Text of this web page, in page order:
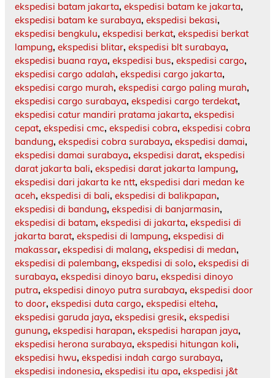
ekspedisi batam jakarta, ekspedisi batam ke jakarta,
ekspedisi batam ke surabaya, ekspedisi bekasi,
ekspedisi bengkulu, ekspedisi berkat, ekspedisi berkat
lampung, ekspedisi blitar, ekspedisi blt surabaya,
ekspedisi buana raya, ekspedisi bus, ekspedisi cargo,
ekspedisi cargo adalah, ekspedisi cargo jakarta,
ekspedisi cargo murah, ekspedisi cargo paling murah,
ekspedisi cargo surabaya, ekspedisi cargo terdekat,
ekspedisi catur mandiri pratama jakarta, ekspedisi
cepat, ekspedisi cmc, ekspedisi cobra, ekspedisi cobra
bandung, ekspedisi cobra surabaya, ekspedisi damai,
ekspedisi damai surabaya, ekspedisi darat, ekspedisi
darat jakarta bali, ekspedisi darat jakarta lampung,
ekspedisi dari jakarta ke ntt, ekspedisi dari medan ke
aceh, ekspedisi di bali, ekspedisi di balikpapan,
ekspedisi di bandung, ekspedisi di banjarmasin,
ekspedisi di batam, ekspedisi di jakarta, ekspedisi di
jakarta barat, ekspedisi di lampung, ekspedisi di
makassar, ekspedisi di malang, ekspedisi di medan,
ekspedisi di palembang, ekspedisi di solo, ekspedisi di
surabaya, ekspedisi dinoyo baru, ekspedisi dinoyo
putra, ekspedisi dinoyo putra surabaya, ekspedisi door
to door, ekspedisi duta cargo, ekspedisi elteha,
ekspedisi garuda jaya, ekspedisi gresik, ekspedisi
gunung, ekspedisi harapan, ekspedisi harapan jaya,
ekspedisi herona surabaya, ekspedisi hitungan koli,
ekspedisi hwu, ekspedisi indah cargo surabaya,
ekspedisi indonesia, ekspedisi itu apa, ekspedisi j&t